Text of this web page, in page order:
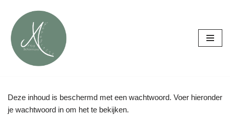
Ga
naar
de
inhoud
Deze inhoud is beschermd met een wachtwoord. Voer hieronder
je wachtwoord in om het te bekijken.